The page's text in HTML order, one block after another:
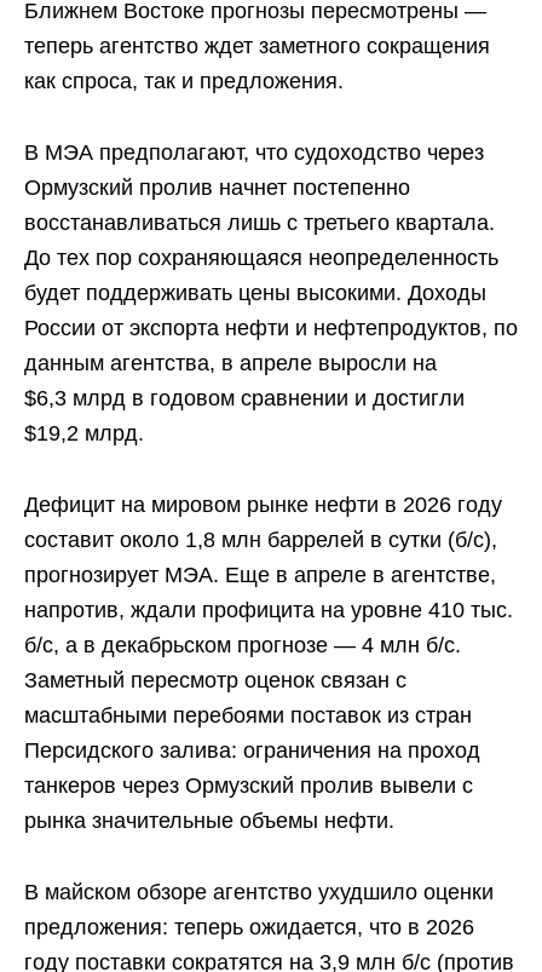
Ближнем Востоке прогнозы пересмотрены —
теперь агентство ждет заметного сокращения
как спроса, так и предложения.
В МЭА предполагают, что судоходство через
Ормузский пролив начнет постепенно
восстанавливаться лишь с третьего квартала.
До тех пор сохраняющаяся неопределенность
будет поддерживать цены высокими. Доходы
России от экспорта нефти и нефтепродуктов, по
данным агентства, в апреле выросли на
$6,3 млрд в годовом сравнении и достигли
$19,2 млрд.
Дефицит на мировом рынке нефти в 2026 году
составит около 1,8 млн баррелей в сутки (б/с),
прогнозирует МЭА. Еще в апреле в агентстве,
напротив, ждали профицита на уровне 410 тыс.
б/с, а в декабрьском прогнозе — 4 млн б/с.
Заметный пересмотр оценок связан с
масштабными перебоями поставок из стран
Персидского залива: ограничения на проход
танкеров через Ормузский пролив вывели с
рынка значительные объемы нефти.
В майском обзоре агентство ухудшило оценки
предложения: теперь ожидается, что в 2026
году поставки сократятся на 3,9 млн б/с (против